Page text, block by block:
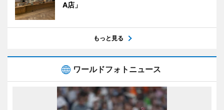
A店」
もっと見る
ワールドフォトニュース